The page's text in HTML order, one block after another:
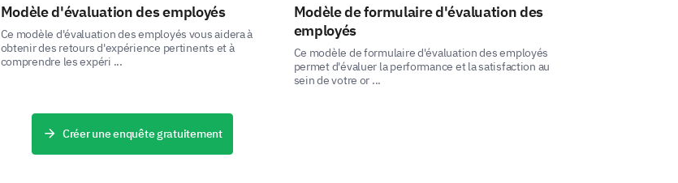
Non
Veuillez saisir votre commentaire ici:
Modèle d'évaluation des employés
Ce modèle d'évaluation des employés vous aidera à
obtenir des retours d'expérience pertinents et à
comprendre les expéri ...
Modèle de formulaire d'évaluation des
employés
Ce modèle de formulaire d'évaluation des employés
permet d'évaluer la performance et la satisfaction au
sein de votre or ...
Créer une enquête gratuitement